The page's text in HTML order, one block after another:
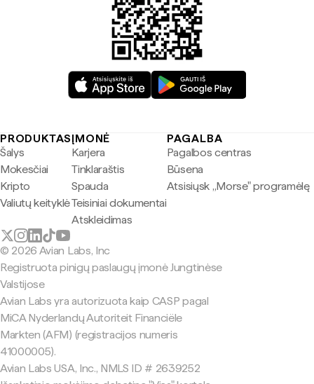
PRODUKTAS
Šalys
Mokesčiai
Kripto
Valiutų keityklė
ĮMONĖ
Karjera
Tinklaraštis
Spauda
Teisiniai dokumentai
Atskleidimas
PAGALBA
Pagalbos centras
Būsena
Atsisiųsk „Morse" programėlę
© 2026 Avian Labs, Inc
Registruota pinigų paslaugų įmonė Jungtinėse
Valstijose
Avian Labs yra autorizuota kaip CASP pagal
MiCA Nyderlandų Autoriteit Financiële
Markten (AFM) (registracijos numeris
41000005).
Avian Labs USA, Inc., NMLS ID # 2639252